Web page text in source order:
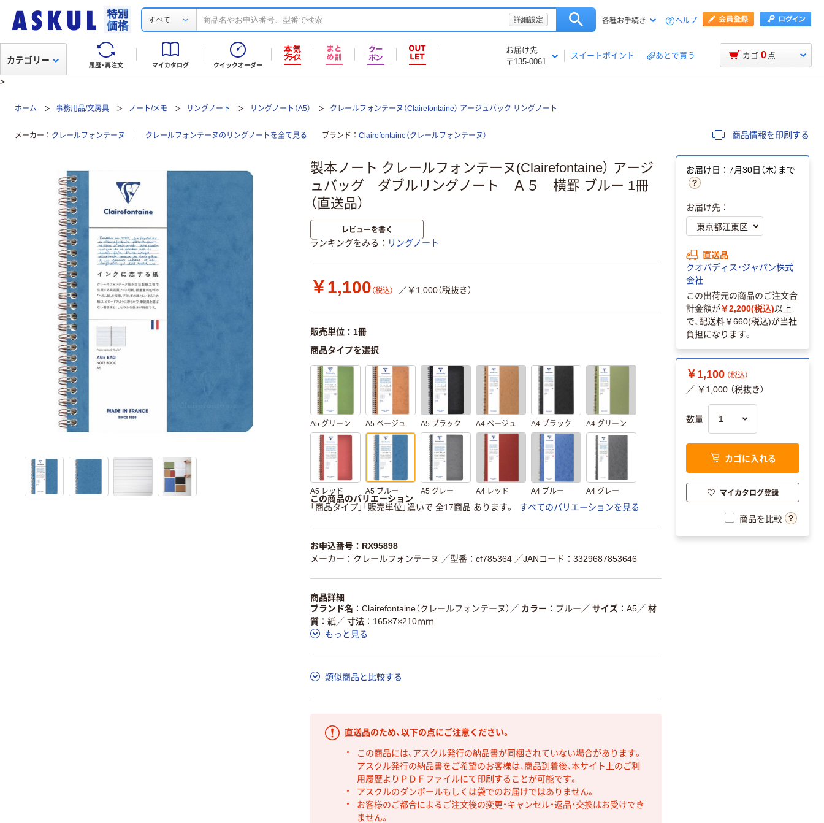
すべて 詳細設定 各種お手続き ヘルプ
履歴・再注文 マイカタログ クイックオーダー
お届け先
〒135-0061
スイートポイント あとで買う
カテゴリー カゴ 0 点
>
ホーム 事務用品/文房具 ノート/メモ リングノート リングノート（A5） クレールフォンテーヌ（Clairefontaine） アージュバック リングノート
メーカー クレールフォンテーヌ クレールフォンテーヌのリングノートを全て見る ブランド Clairefontaine（クレールフォンテーヌ） 商品情報を印刷する
製本ノート クレールフォンテーヌ(Clairefontaine） アージ
ュバッグ ダブルリングノート Ａ５ 横罫 ブルー 1冊
（直送品）
レビューを書く
ランキングをみる リングノート
￥1,100 （税込） ／￥1,000（税抜き）
販売単位：1冊
商品タイプを選択
A5 グリーン A5 ベージュ A5 ブラック A4 ベージュ A4 ブラック A4 グリーン
A5 レッド A5 ブルー A5 グレー A4 レッド A4 ブルー A4 グレー
この商品のバリエーション
「商品タイプ」「販売単位」違いで 全17商品 あります。
すべてのバリエーションを見る
お申込番号：RX95898
メーカー：クレールフォンテーヌ ／型番：cf785364 ／JANコード：3329687853646
商品詳細
ブランド名
Clairefontaine（クレールフォンテーヌ） ／ カラー ブルー ／ サイズ A5／ 材
質
紙／ 寸法
165×7×210ｍｍ
もっと見る
類似商品と比較する
直送品のため、以下の点にご注意ください。
この商品には、アスクル発行の納品書が同梱されていない場合があります。
アスクル発行の納品書をご希望のお客様は、商品到着後、本サイト上のご利
用履歴よりＰＤＦファイルにて印刷することが可能です。
アスクルのダンボールもしくは袋でのお届けではありません。
お客様のご都合によるご注文後の変更・キャンセル・返品・交換はお受けでき
ません。
お届け日：7月30日（木）まで
お届け先：
直送品
クオバディス・ジャパン株式
会社
この出荷元の商品のご注文合
計金額が￥2,200(税込)以上
で、配送料￥660(税込)が当社
負担になります。
￥1,100 （税込）
／ ￥1,000 （税抜き）
数量
カゴに入れる
マイカタログ登録
商品を比較